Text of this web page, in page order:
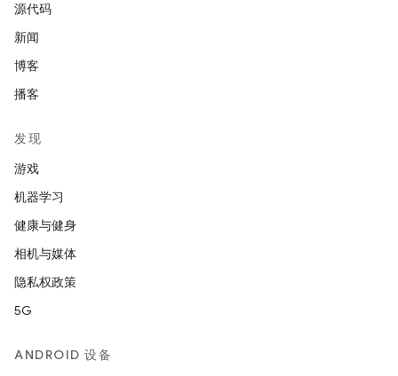
源代码
新闻
博客
播客
发现
游戏
机器学习
健康与健身
相机与媒体
隐私权政策
5G
ANDROID 设备